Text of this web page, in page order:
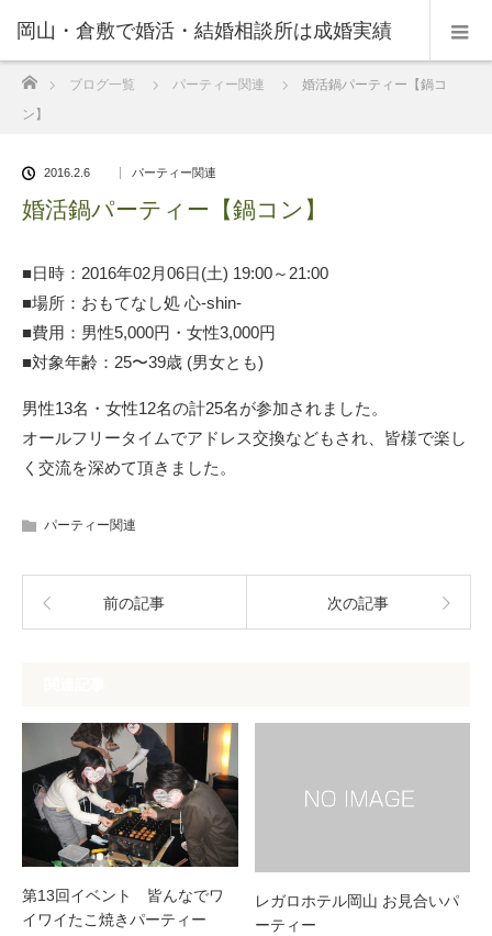
岡山・倉敷で婚活・結婚相談所は成婚実績
の豊富なNPO法人・和(なごみ)へ。
ブログ一覧 パーティー関連
婚活鍋パーティー【鍋コ
ン】
2016.2.6 パーティー関連
婚活鍋パーティー【鍋コン】
■日時：2016年02月06日(土) 19:00～21:00
■場所：おもてなし処 心‐shin‐
■費用：男性5,000円・女性3,000円
■対象年齢：25〜39歳 (男女とも)
男性13名・女性12名の計25名が参加されました。
オールフリータイムでアドレス交換などもされ、皆様で楽し
く交流を深めて頂きました。
パーティー関連
前の記事 次の記事
第13回イベント 皆んなでワ
イワイたこ焼きパーティー
レガロホテル岡山 お見合いパ
ーティー